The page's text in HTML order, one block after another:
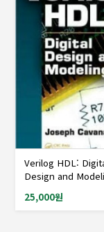
샘플도서신
Verilog HDL:
Design and
25,000원